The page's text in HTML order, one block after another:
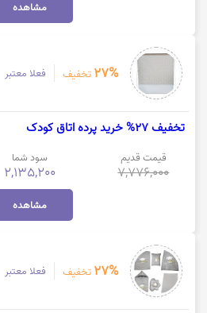
مشاهده
27% تخفیف فعلا معتبر
تخفیف 27% خرید پرده اتاق کودک
قیمت قدیم
7,776,000
سود شما
2,135,200
مشاهده
27% تخفیف فعلا معتبر